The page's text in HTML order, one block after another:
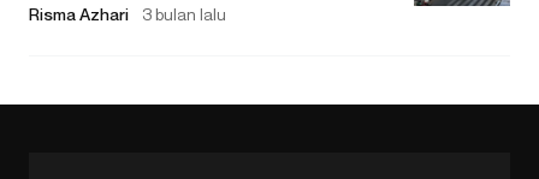
Risma Azhari 3 bulan lalu